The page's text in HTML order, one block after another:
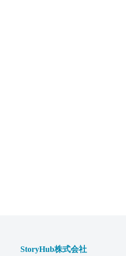
StoryHub株式会社